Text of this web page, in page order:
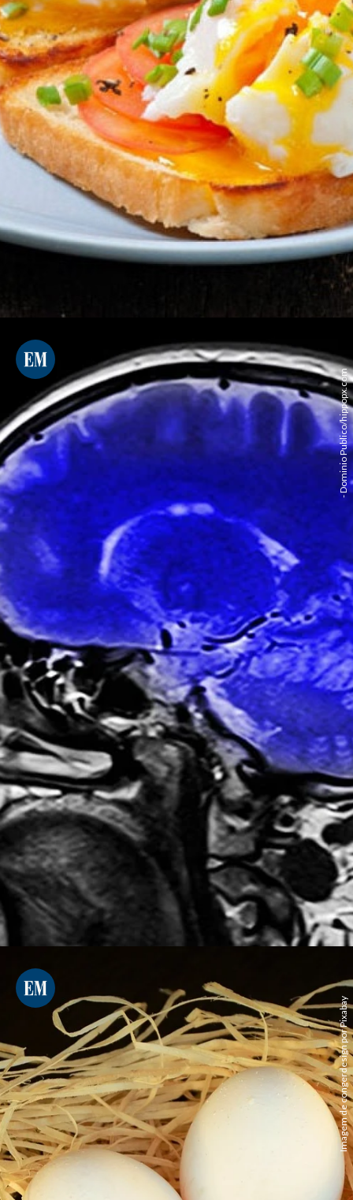
- Dominio Publico/hippopx.com
Imagem de congerdesign por Pixabay